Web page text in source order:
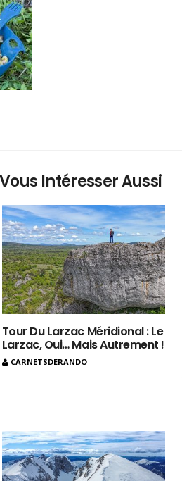
Intéresser Aussi
Tour Du Larzac Méridional : Le
Larzac, Oui… Mais Autrement !
CARNETSDERANDO